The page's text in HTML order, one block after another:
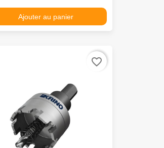
Ajouter au panier
favorite_border